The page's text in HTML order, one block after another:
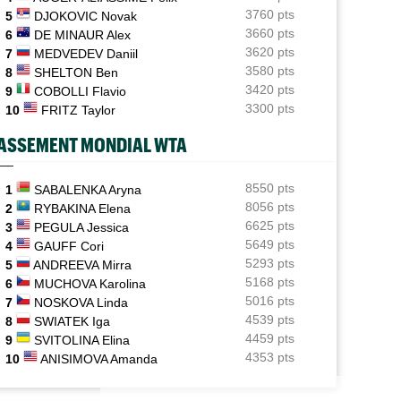
Jelena Ostapenko dénonce les messages d'insultes et
de menaces
16:44
ATP - Montréal
Duncan Chan scalpe Zverev et rêve de Coupe Davis
contre la France
Daniil Medvedev après son échec : "Un véritable
désastre"
16:00
Jeunes
Championne du monde en 2025, la France U14 a été
éliminée en poules
5
DJOKOVIC Novak
3760 pts
6
DE MINAUR Alex
3660 pts
7
MEDVEDEV Daniil
3620 pts
8
SHELTON Ben
3580 pts
9
COBOLLI Flavio
3420 pts
10
FRITZ Taylor 3300 pts
MONDIAL WTA
1 SABALENKA Aryna
8550 pts
2
RYBAKINA Elena
8056 pts
3
PEGULA Jessica
6625 pts
4
GAUFF Cori
5649 pts
5
ANDREEVA Mirra
5293 pts
6
MUCHOVA Karolina
5168 pts
7
NOSKOVA Linda
5016 pts
8
SWIATEK Iga
4539 pts
9
SVITOLINA Elina
4459 pts
10
ANISIMOVA Amanda 4353 pts